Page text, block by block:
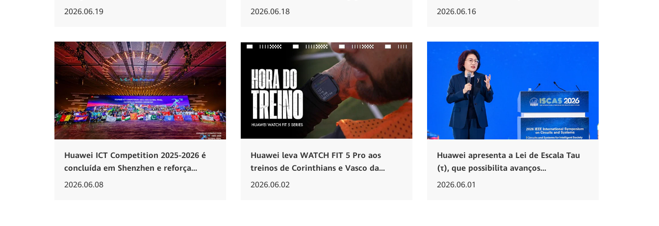
2026.06.19
2026.06.18
2026.06.16
Huawei ICT Competition 2025-2026 é
concluída em Shenzhen e reforça...
2026.06.08
Huawei leva WATCH FIT 5 Pro aos
treinos de Corinthians e Vasco da...
2026.06.02
Huawei apresenta a Lei de Escala Tau
(τ), que possibilita avanços...
2026.06.01